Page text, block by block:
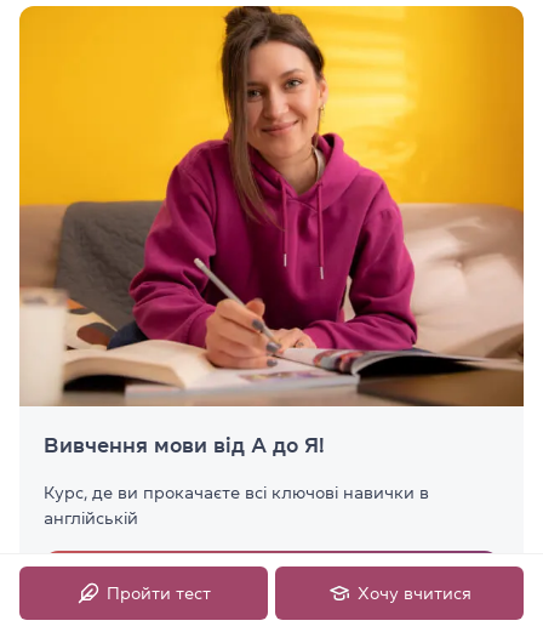
Вивчення мови від А до Я!
Курс, де ви прокачаєте всі ключові навички в
англійській
Детальніше...
Пройти тест Хочу вчитися